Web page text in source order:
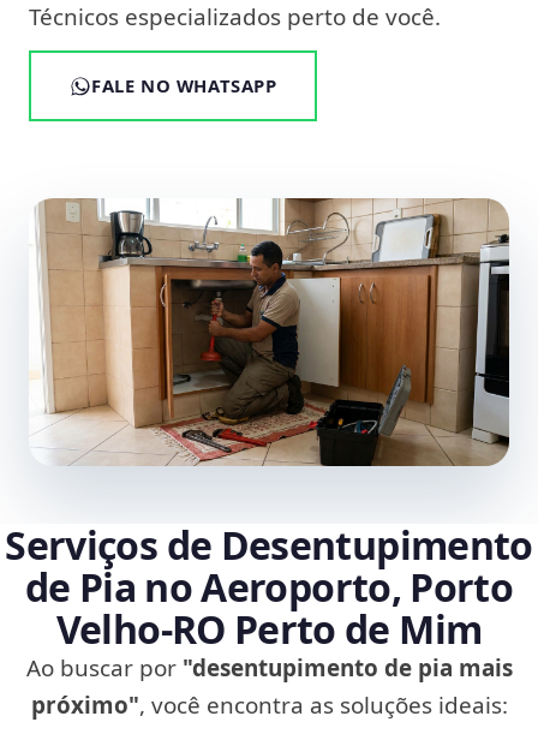
Técnicos especializados perto de você.
FALE NO WHATSAPP
Serviços de Desentupimento
de Pia no Aeroporto, Porto
Velho‑RO Perto de Mim
Ao buscar por "desentupimento de pia mais
próximo", você encontra as soluções ideais: